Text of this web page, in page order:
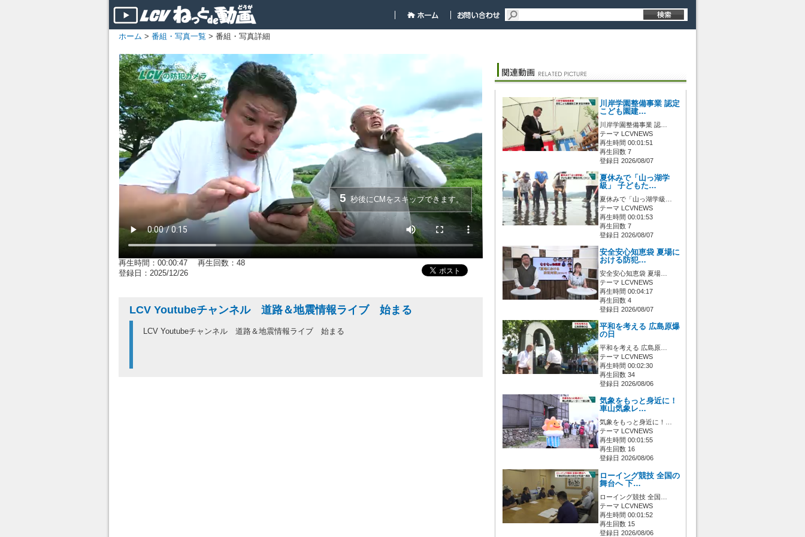
ホーム > 番組・写真一覧 > 番組・写真詳細
5 秒後にCMをスキップできます。
再生時間：00:00:47 再生回数：48
登録日：2025/12/26
LCV Youtubeチャンネル 道路＆地震情報ライブ 始まる
LCV Youtubeチャンネル 道路＆地震情報ライブ 始まる
川岸学園整備事業 認定
こども園建…
川岸学園整備事業 認…
テーマ LCVNEWS
再生時間 00:01:51
再生回数 7
登録日 2026/08/07
夏休みで「山っ湖学
級」 子どもた…
夏休みで「山っ湖学級…
テーマ LCVNEWS
再生時間 00:01:53
再生回数 7
登録日 2026/08/07
安全安心知恵袋 夏場に
おける防犯…
安全安心知恵袋 夏場…
テーマ LCVNEWS
再生時間 00:04:17
再生回数 4
登録日 2026/08/07
平和を考える 広島原爆
の日
平和を考える 広島原…
テーマ LCVNEWS
再生時間 00:02:30
再生回数 34
登録日 2026/08/06
気象をもっと身近に！
車山気象レ…
気象をもっと身近に！…
テーマ LCVNEWS
再生時間 00:01:55
再生回数 16
登録日 2026/08/06
ローイング競技 全国の
舞台へ 下…
ローイング競技 全国…
テーマ LCVNEWS
再生時間 00:01:52
再生回数 15
登録日 2026/08/06